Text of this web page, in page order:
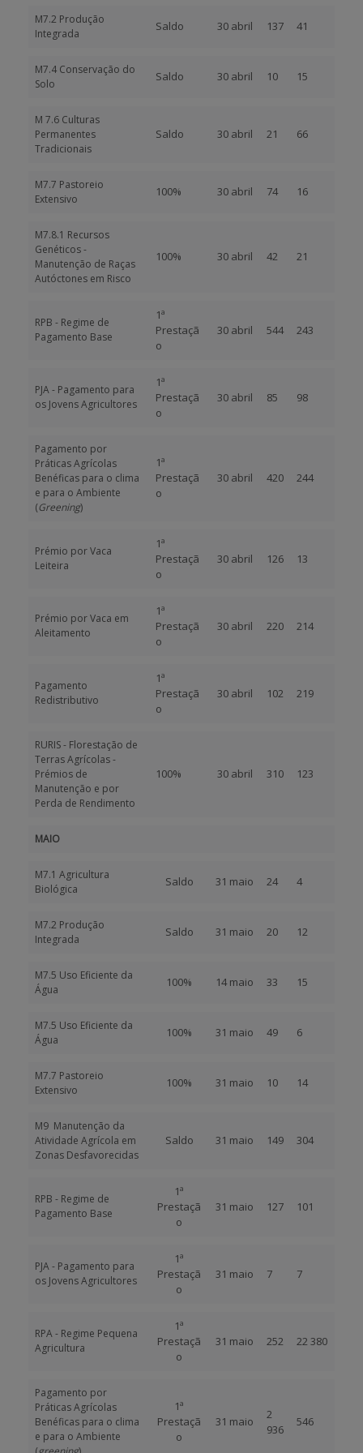
M7.2 Produção
Integrada
Saldo 30 abril 137 41
M7.4 Conservação do
Solo
Saldo 30 abril 10 15
M 7.6 Culturas
Permanentes
Tradicionais
Saldo 30 abril 21 66
M7.7 Pastoreio
Extensivo
100% 30 abril 74 16
M7.8.1 Recursos
Genéticos -
Manutenção de Raças
Autóctones em Risco
100% 30 abril 42 21
RPB - Regime de
Pagamento Base
1ª
Prestaçã
o
30 abril 544 243
PJA - Pagamento para
os Jovens Agricultores
1ª
Prestaçã
o
30 abril 85 98
Pagamento por
Práticas Agrícolas
Benéficas para o clima
e para o Ambiente
(Greening)
1ª
Prestaçã
o
30 abril 420 244
Prémio por Vaca
Leiteira
1ª
Prestaçã
o
30 abril 126 13
Prémio por Vaca em
Aleitamento
1ª
Prestaçã
o
30 abril 220 214
Pagamento
Redistributivo
1ª
Prestaçã
o
30 abril 102 219
RURIS - Florestação de
Terras Agrícolas -
Prémios de
Manutenção e por
Perda de Rendimento
100% 30 abril 310 123
MAIO
M7.1 Agricultura
Biológica
Saldo 31 maio 24 4
M7.2 Produção
Integrada
Saldo 31 maio 20 12
M7.5 Uso Eficiente da
Água
100% 14 maio 33 15
M7.5 Uso Eficiente da
Água
100% 31 maio 49 6
M7.7 Pastoreio
Extensivo
100% 31 maio 10 14
M9 Manutenção da
Atividade Agrícola em
Zonas Desfavorecidas
Saldo 31 maio 149 304
RPB - Regime de
Pagamento Base
1ª
Prestaçã
o
31 maio 127 101
PJA - Pagamento para
os Jovens Agricultores
1ª
Prestaçã
o
31 maio 7 7
RPA - Regime Pequena
Agricultura
1ª
Prestaçã
o
31 maio 252 22 380
Pagamento por
Práticas Agrícolas
Benéficas para o clima
e para o Ambiente
1ª
Prestaçã
o
31 maio
2
936
546